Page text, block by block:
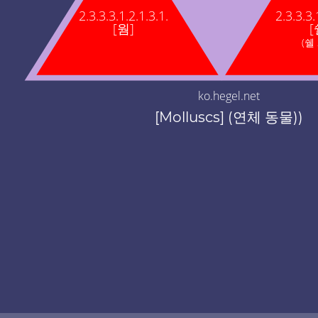
2.3.3.3.1.2.1.3.1.
[웜] [
(쉘
ko.hegel.net
[Molluscs] (연체 동물))